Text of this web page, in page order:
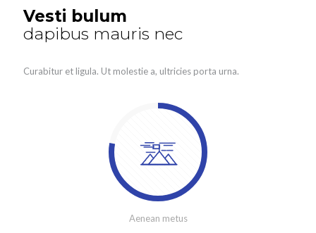
Vesti bulum
dapibus mauris nec
Curabitur et ligula. Ut molestie a, ultricies porta urna.
Aenean metus